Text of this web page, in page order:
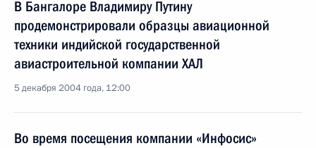
В Бангалоре Владимиру Путину
продемонстрировали образцы авиационной
техники индийской государственной
авиастроительной компании ХАЛ
5 декабря 2004 года, 12:00
Во время посещения компании «Инфосис»